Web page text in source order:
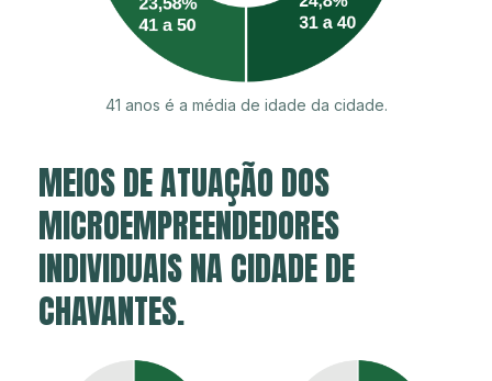
41 anos é a média de idade da cidade.
MEIOS DE ATUAÇÃO DOS
MICROEMPREENDEDORES
INDIVIDUAIS NA CIDADE DE
CHAVANTES.